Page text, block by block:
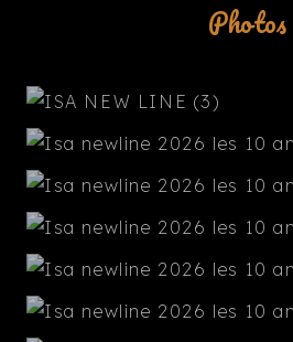
Photos